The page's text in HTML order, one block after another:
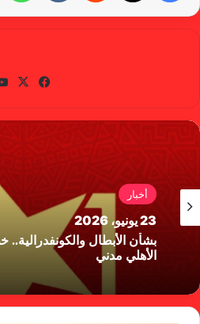
في
وك
X
أخبار
23 يونيو، 2026
بشأن الأبطال
الأهلي مدني